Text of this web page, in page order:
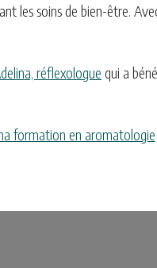
soins de bien-être.
réflexologue qui a
formation en aromatologie